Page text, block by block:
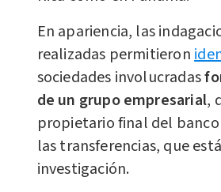
En apariencia, las
realizadas permitieron
sociedades involucradas
de un grupo empresarial,
propietario final del
las transferencias, que
investigación.